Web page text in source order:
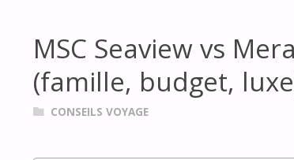
MSC Seaview vs
(famille, budget,
CONSEILS VOYAGE